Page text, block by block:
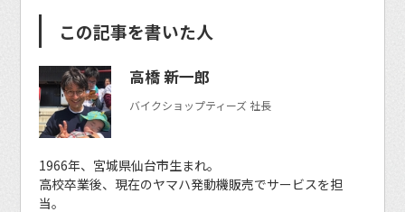
この記事を書いた人
高橋 新一郎
バイクショップティーズ 社長
1966年、宮城県仙台市生まれ。
高校卒業後、現在のヤマハ発動機販売でサービスを担
当。